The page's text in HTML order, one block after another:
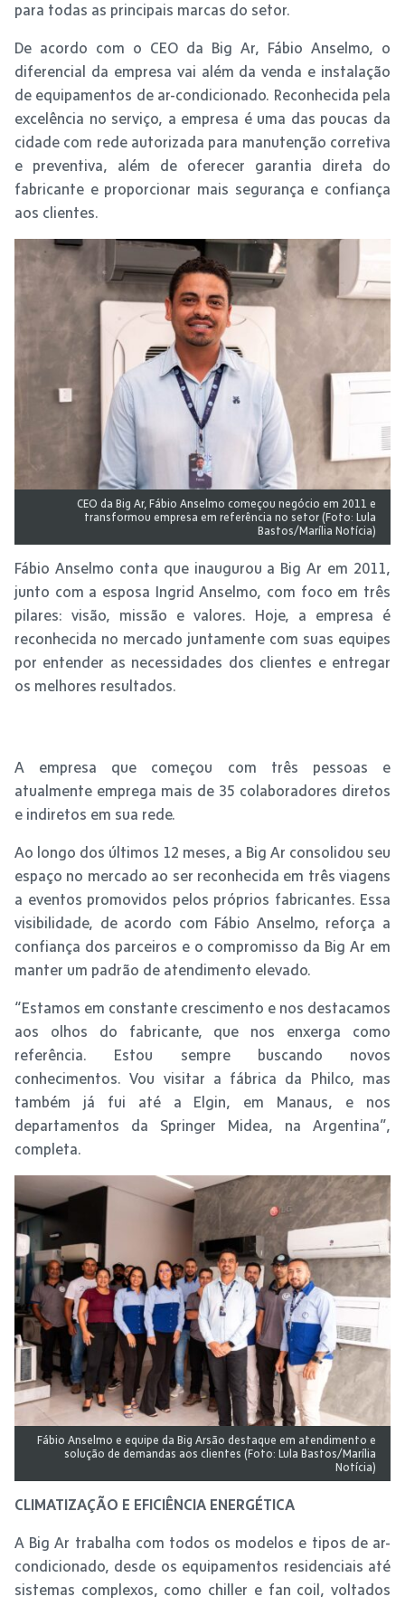
para todas as principais marcas do setor.
De acordo com o CEO da Big Ar, Fábio Anselmo, o
diferencial da empresa vai além da venda e instalação
de equipamentos de ar-condicionado. Reconhecida pela
excelência no serviço, a empresa é uma das poucas da
cidade com rede autorizada para manutenção corretiva
e preventiva, além de oferecer garantia direta do
fabricante e proporcionar mais segurança e confiança
aos clientes.
CEO da Big Ar, Fábio Anselmo começou negócio em 2011 e
transformou empresa em referência no setor (Foto: Lula
Bastos/Marília Notícia)
Fábio Anselmo conta que inaugurou a Big Ar em 2011,
junto com a esposa Ingrid Anselmo, com foco em três
pilares: visão, missão e valores. Hoje, a empresa é
reconhecida no mercado juntamente com suas equipes
por entender as necessidades dos clientes e entregar
os melhores resultados.
A empresa que começou com três pessoas e
atualmente emprega mais de 35 colaboradores diretos
e indiretos em sua rede.
Ao longo dos últimos 12 meses, a Big Ar consolidou seu
espaço no mercado ao ser reconhecida em três viagens
a eventos promovidos pelos próprios fabricantes. Essa
visibilidade, de acordo com Fábio Anselmo, reforça a
confiança dos parceiros e o compromisso da Big Ar em
manter um padrão de atendimento elevado.
“Estamos em constante crescimento e nos destacamos
aos olhos do fabricante, que nos enxerga como
referência. Estou sempre buscando novos
conhecimentos. Vou visitar a fábrica da Philco, mas
também já fui até a Elgin, em Manaus, e nos
departamentos da Springer Midea, na Argentina”,
completa.
Fábio Anselmo e equipe da Big Arsão destaque em atendimento e
solução de demandas aos clientes (Foto: Lula Bastos/Marília
Notícia)
CLIMATIZAÇÃO E EFICIÊNCIA ENERGÉTICA
A Big Ar trabalha com todos os modelos e tipos de ar-
condicionado, desde os equipamentos residenciais até
sistemas complexos, como chiller e fan coil, voltados